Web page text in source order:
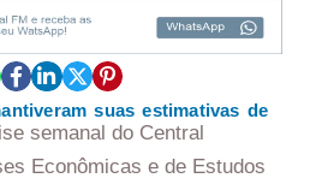
suas estimativas de
semanal do Central
Econômicas e de Estudos